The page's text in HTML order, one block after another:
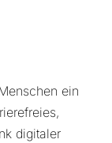
ein
digitaler